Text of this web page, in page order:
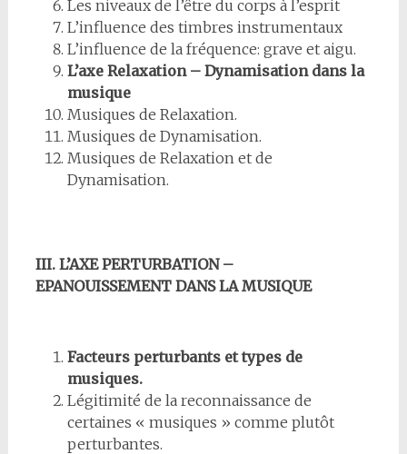
Les niveaux de l’être du corps à l’esprit
L’influence des timbres instrumentaux
L’influence de la fréquence: grave et aigu.
L’axe Relaxation – Dynamisation dans la
musique
Musiques de Relaxation.
Musiques de Dynamisation.
Musiques de Relaxation et de
Dynamisation.
III. L’AXE PERTURBATION –
EPANOUISSEMENT DANS LA MUSIQUE
Facteurs perturbants et types de
musiques.
Légitimité de la reconnaissance de
certaines « musiques » comme plutôt
perturbantes.